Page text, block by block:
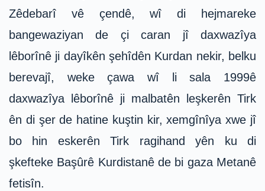
Zêdebarî vê çendê, wî di hejmareke
bangewaziyan de çi caran jî daxwazîya
lêborînê ji dayîkên şehîdên Kurdan nekir, belku
berevajî, weke çawa wî li sala 1999ê
daxwazîya lêborînê ji malbatên leşkerên Tirk
ên di şer de hatine kuştin kir, xemgînîya xwe jî
bo hin eskerên Tirk ragihand yên ku di
şkefteke Başûrê Kurdistanê de bi gaza Metanê
fetisîn.